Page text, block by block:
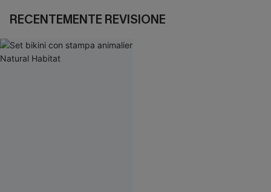
RECENTEMENTE REVISIONE